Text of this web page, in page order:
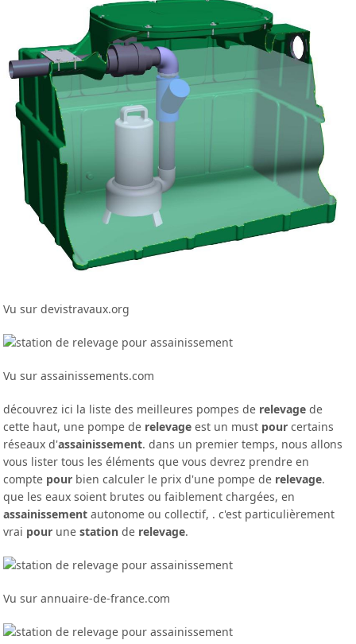
Vu sur devistravaux.org
Vu sur assainissements.com
découvrez ici la liste des meilleures pompes de relevage de
cette haut, une pompe de relevage est un must pour certains
réseaux d'assainissement. dans un premier temps, nous allons
vous lister tous les éléments que vous devrez prendre en
compte pour bien calculer le prix d'une pompe de relevage.
que les eaux soient brutes ou faiblement chargées, en
assainissement autonome ou collectif, . c'est particulièrement
vrai pour unestation de relevage.
Vu sur annuaire-de-france.com